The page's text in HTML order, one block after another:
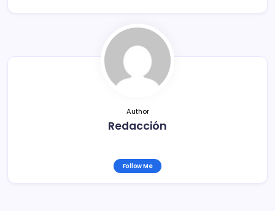
ar
tir
Author
Redacción
Follow Me